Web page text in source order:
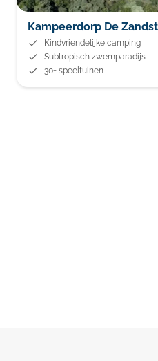
Kampeerdorp De
Kindvriendelijke camping
Subtropisch zwemparadijs
30+ speeltuinen